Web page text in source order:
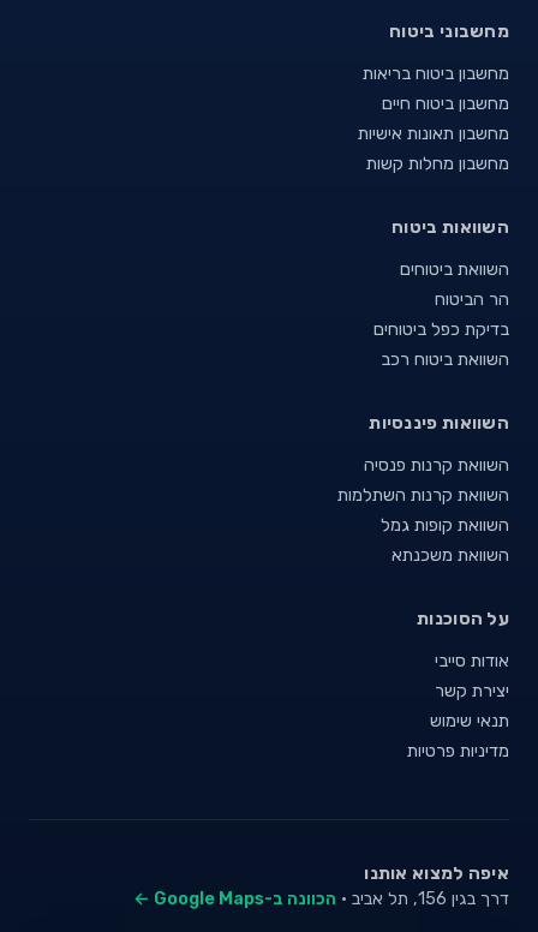
מחשבוני ביטוח
מחשבון ביטוח בריאות
מחשבון ביטוח חיים
מחשבון תאונות אישיות
מחשבון מחלות קשות
השוואות ביטוח
השוואת ביטוחים
הר הביטוח
בדיקת כפל ביטוחים
השוואת ביטוח רכב
השוואות פיננסיות
השוואת קרנות פנסיה
השוואת קרנות השתלמות
השוואת קופות גמל
השוואת משכנתא
על הסוכנות
אודות סייבי
יצירת קשר
תנאי שימוש
מדיניות פרטיות
איפה למצוא אותנו
דרך בגין 156, תל אביב · הכוונה ב-Google Maps ←